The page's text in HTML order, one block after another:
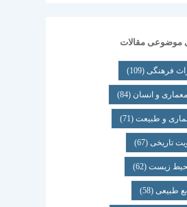
موضوعی مقالات
فرهنگی(109)
معماری و انسان (84)
و طبیعت(71)
تاریخی(67)
زیست(62)
طبیعی(58)